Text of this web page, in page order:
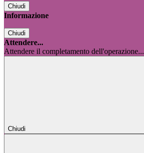
Chiudi
Informazione
Chiudi
Attendere...
Attendere il completamento dell'operazione...
Chiudi